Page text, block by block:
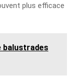
plus efficace
balustrades